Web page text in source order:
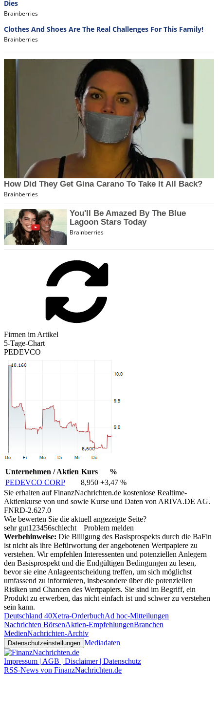
Firmen im Artikel
5-Tage-Chart
PEDEVCO
Unternehmen / Aktien Kurs
%
PEDEVCO CORP
8,950 +3,47 %
Sie erhalten auf FinanzNachrichten.de kostenlose Realtime-
Aktienkurse von und sowie Kurse und Daten von ARIVA.DE AG.
FNRD-2.627.0
Wie bewerten Sie die aktuell angezeigte Seite?
sehr gut1 23456schlecht
Problem melden
Werbehinweise: Die Billigung des Basisprospekts durch die BaFin
ist nicht als ihre Befürwortung der angebotenen Wertpapiere zu
verstehen. Wir empfehlen Interessenten und potenziellen Anlegern
den Basisprospekt und die Endgültigen Bedingungen zu lesen,
bevor sie eine Anlageentscheidung treffen, um sich möglichst
umfassend zu informieren, insbesondere über die potenziellen
Risiken und Chancen des Wertpapiers. Sie sind im Begriff, ein
Produkt zu erwerben, das nicht einfach ist und schwer zu verstehen
sein kann.
Deutschland 40Xetra-OrderbuchAd hoc-Mitteilungen
Nachrichten BörsenAktien-EmpfehlungenBranchen
MedienNachrichten-Archiv
Datenschutzeinstellungen Mediadaten
Impressum | AGB | Disclaimer | Datenschutz
RSS-News von FinanzNachrichten.de